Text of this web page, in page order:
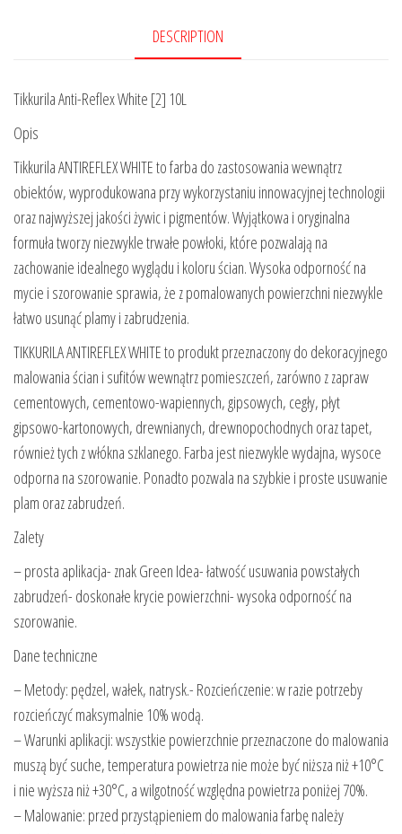
DESCRIPTION
Tikkurila Anti-Reflex White [2] 10L
Opis
Tikkurila ANTIREFLEX WHITE to farba do zastosowania wewnątrz
obiektów, wyprodukowana przy wykorzystaniu innowacyjnej technologii
oraz najwyższej jakości żywic i pigmentów. Wyjątkowa i oryginalna
formuła tworzy niezwykle trwałe powłoki, które pozwalają na
zachowanie idealnego wyglądu i koloru ścian. Wysoka odporność na
mycie i szorowanie sprawia, że z pomalowanych powierzchni niezwykle
łatwo usunąć plamy i zabrudzenia.
TIKKURILA ANTIREFLEX WHITE to produkt przeznaczony do dekoracyjnego
malowania ścian i sufitów wewnątrz pomieszczeń, zarówno z zapraw
cementowych, cementowo-wapiennych, gipsowych, cegły, płyt
gipsowo-kartonowych, drewnianych, drewnopochodnych oraz tapet,
również tych z włókna szklanego. Farba jest niezwykle wydajna, wysoce
odporna na szorowanie. Ponadto pozwala na szybkie i proste usuwanie
plam oraz zabrudzeń.
Zalety
– prosta aplikacja- znak Green Idea- łatwość usuwania powstałych
zabrudzeń- doskonałe krycie powierzchni- wysoka odporność na
szorowanie.
Dane techniczne
– Metody: pędzel, wałek, natrysk.- Rozcieńczenie: w razie potrzeby
rozcieńczyć maksymalnie 10% wodą.
– Warunki aplikacji: wszystkie powierzchnie przeznaczone do malowania
muszą być suche, temperatura powietrza nie może być niższa niż +10°C
i nie wyższa niż +30°C, a wilgotność względna powietrza poniżej 70%.
– Malowanie: przed przystąpieniem do malowania farbę należy